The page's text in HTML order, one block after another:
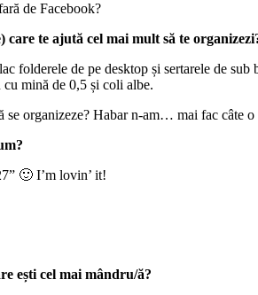
de Facebook?
te ajută cel mai mult să te
folderele de pe desktop și sertarele de
mină de 0,5 și coli albe.
se organizeze? Habar n-am… mai fac câte
🙂 I’m lovin’ it!
ești cel mai mândru/ă?